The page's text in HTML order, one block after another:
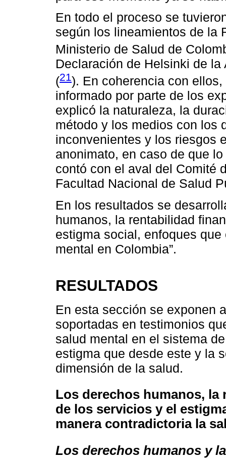
En todo el proceso se
según los lineamientos de la
Ministerio de Salud de
Declaración de Helsinki de
(21). En coherencia con
informado por parte de los
explicó la naturaleza, la
método y los medios con los
inconvenientes y los riesgos
anonimato, en caso de que
contó con el aval del Comité
Facultad Nacional de Salud
En los resultados se
humanos, la rentabilidad
estigma social, enfoques
mental en Colombia”.
RESULTADOS
En esta sección se exponen
soportadas en testimonios
salud mental en el sistema
estigma que desde este y la
dimensión de la salud.
Los derechos humanos, la
de los servicios y el
manera contradictoria la
Los derechos humanos y